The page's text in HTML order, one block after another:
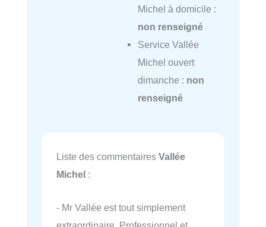
Michel à domicile :
non renseigné
Service Vallée
Michel ouvert
dimanche : non
renseigné
Liste des commentaires Vallée
Michel :
- Mr Vallée est tout simplement